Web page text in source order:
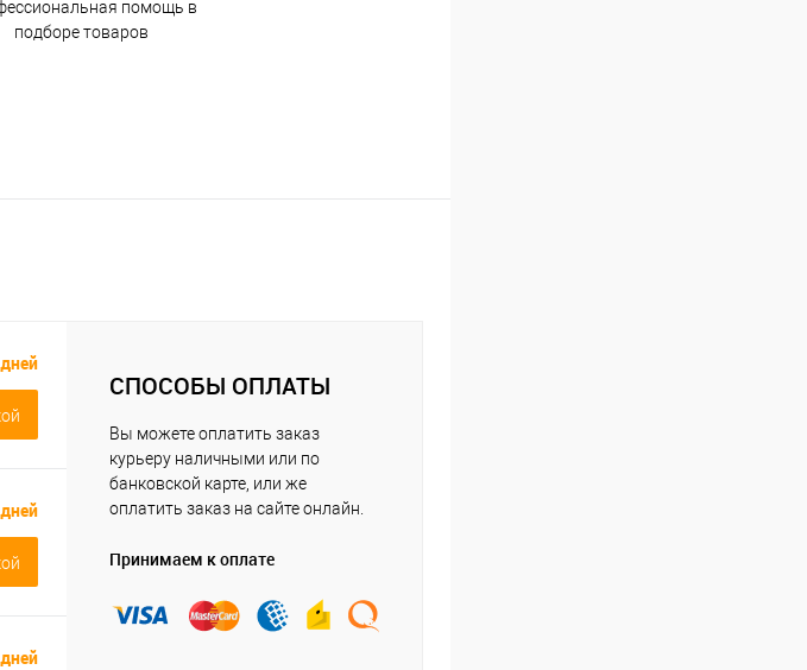
помощь в
подборе товаров
СПОСОБЫ ОПЛАТЫ
Вы можете оплатить заказ
курьеру наличными или по
банковской карте, или же
оплатить заказ на сайте онлайн.
Принимаем к оплате